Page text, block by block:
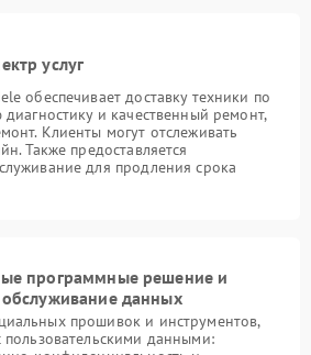
услуг
обеспечивает доставку техники по
и качественный ремонт,
Клиенты могут отслеживать
Также предоставляется
для продления срока
программные решение и
данных
прошивок и инструментов,
пользовательскими данными: